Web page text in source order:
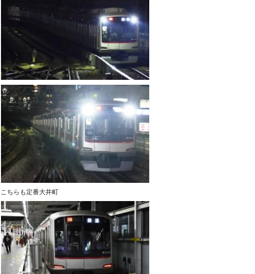
こちらも定番大井町